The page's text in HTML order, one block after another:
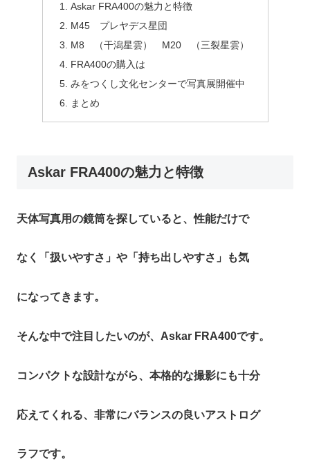
Askar FRA400の魅力と特徴
M45 プレヤデス星団
M8 （干潟星雲） M20 （三裂星雲）
FRA400の購入は
みをつくし文化センターで写真展開催中
まとめ
Askar FRA400の魅力と特徴
天体写真用の鏡筒を探していると、性能だけで
なく「扱いやすさ」や「持ち出しやすさ」も気
になってきます。
そんな中で注目したいのが、Askar FRA400です。
コンパクトな設計ながら、本格的な撮影にも十分
応えてくれる、非常にバランスの良いアストログ
ラフです。